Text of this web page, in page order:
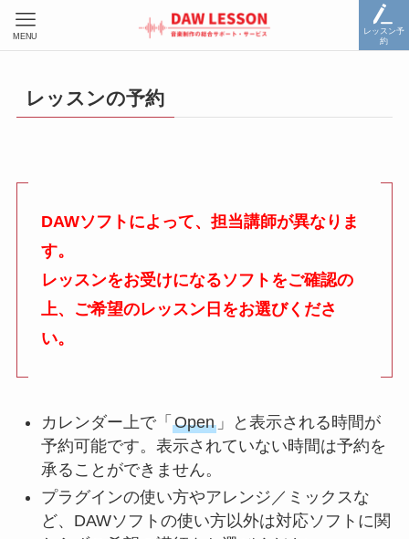
レッスン予
約
MENU
レッスンの予約
DAWソフトによって、担当講師が異なりま
す。
レッスンをお受けになるソフトをご確認の
上、ご希望のレッスン日をお選びくださ
い。
カレンダー上で「 Open」と表示される時間が
予約可能です。表示されていない時間は予約を
承ることができません。
プラグインの使い方やアレンジ／ミックスな
ど、DAWソフトの使い方以外は対応ソフトに関